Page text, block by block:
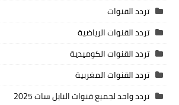
تردد القنوات
تردد القنوات الرياضية
تردد القنوات الكوميدية
تردد القنوات المغربية
تردد واحد لجميع قنوات النايل سات 2025